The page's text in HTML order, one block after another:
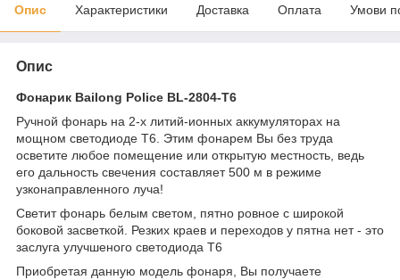
Опис Характеристики Доставка Оплата Умови
Опис
Фонарик Bailong Police BL-2804-T6
Ручной фонарь на 2-х литий-ионных аккумуляторах на
мощном светодиоде T6. Этим фонарем Вы без труда
осветите любое помещение или открытую местность, ведь
его дальность свечения составляет 500 м в режиме
узконаправленного луча!
Cветит фонарь белым светом, пятно ровное с широкой
боковой засветкой. Резких краев и переходов у пятна нет - это
заслуга улучшеного светодиода Т6
Приобретая данную модель фонаря, Вы получаете